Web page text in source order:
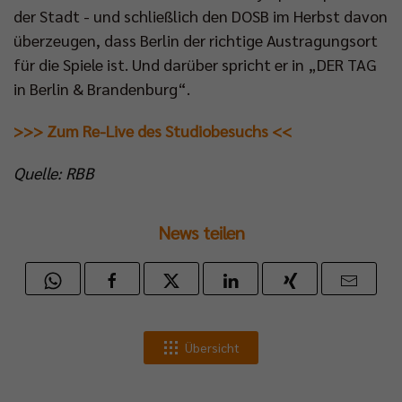
der Stadt - und schließlich den DOSB im Herbst davon
überzeugen, dass Berlin der richtige Austragungsort
für die Spiele ist. Und darüber spricht er in „DER TAG
in Berlin & Brandenburg“.
>>> Zum Re-Live des Studiobesuchs <<
Quelle: RBB
News teilen
Übersicht